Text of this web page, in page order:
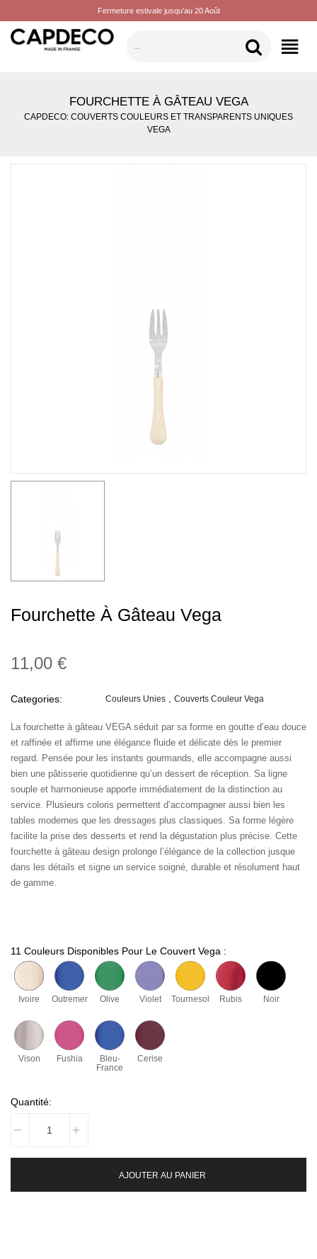
Fermeture estivale jusqu'au 20 Août
CATÉGORIES
FOURCHETTE À GÂTEAU VEGA
CAPDECO: COUVERTS COULEURS ET TRANSPARENTS UNIQUES
VEGA
Fourchette À Gâteau Vega
11,00 €
Categories: Couleurs Unies Couverts Couleur Vega
La fourchette à gâteau VEGA séduit par sa forme en goutte d’eau douce
et raffinée et affirme une élégance fluide et délicate dès le premier
regard. Pensée pour les instants gourmands, elle accompagne aussi
bien une pâtisserie quotidienne qu’un dessert de réception. Sa ligne
souple et harmonieuse apporte immédiatement de la distinction au
service. Plusieurs coloris permettent d’accompagner aussi bien les
tables modernes que les dressages plus classiques. Sa forme légère
facilite la prise des desserts et rend la dégustation plus précise. Cette
fourchette à gâteau design prolonge l’élégance de la collection jusque
dans les détails et signe un service soigné, durable et résolument haut
de gamme.
11 Couleurs Disponibles Pour Le Couvert Vega :
Ivoire Outremer Olive Violet Tournesol Rubis Noir
Vison Fushia
Bleu-
France
Cerise
Quantité:
AJOUTER AU PANIER